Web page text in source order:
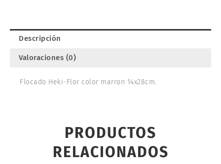
Descripción
Valoraciones (0)
Flocado Heki-Flor color marron 14x28cm.
PRODUCTOS
RELACIONADOS